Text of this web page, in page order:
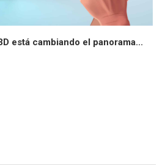
está cambiando el panorama...